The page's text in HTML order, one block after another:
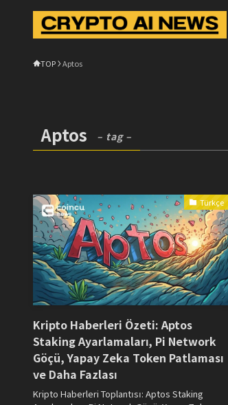
TOP Aptos
Aptos – tag –
Türkçe
Kripto Haberleri Özeti: Aptos
Staking Ayarlamaları, Pi Network
Göçü, Yapay Zeka Token Patlaması
ve Daha Fazlası
Kripto Haberleri Toplantısı: Aptos Staking